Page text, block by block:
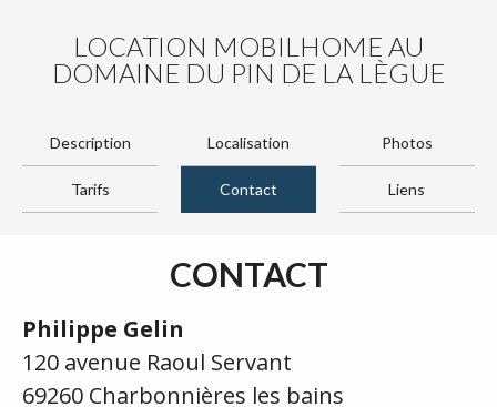
LOCATION MOBILHOME AU
DOMAINE DU PIN DE LA LÈGUE
Description Localisation Photos
Tarifs Contact Liens
CONTACT
Philippe Gelin
120 avenue Raoul Servant
69260 Charbonnières les bains